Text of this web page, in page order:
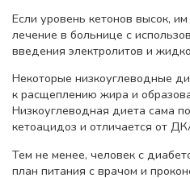
Если уровень кетонов высок,
лечение в больнице с
введения электролитов и
Некоторые низкоуглеводные
к расщеплению жира и
Низкоуглеводная диета сама
кетоацидоз и отличается от
Тем не менее, человек с
план питания с врачом и